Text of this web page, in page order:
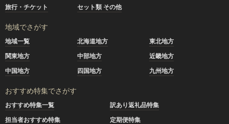
旅行・チケット
セット類 その他
地域でさがす
地域一覧 北海道地方
東北地方
関東地方
中部地方
近畿地方
中国地方
四国地方 九州地方
おすすめ特集でさがす
おすすめ特集一覧
訳あり返礼品特集
担当者おすすめ特集
定期便特集